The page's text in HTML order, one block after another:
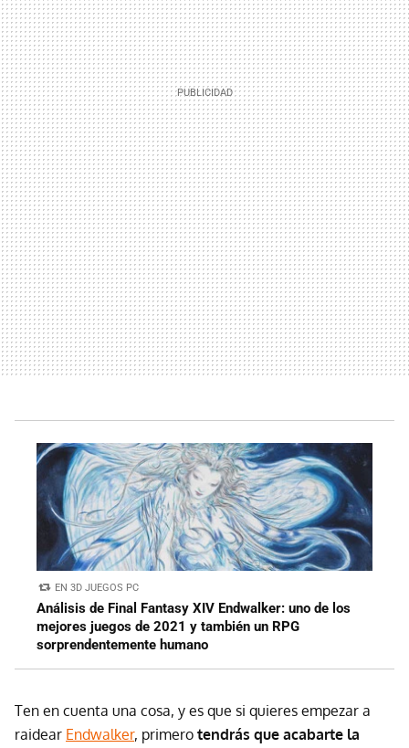
EN 3D JUEGOS PC
Análisis de Final Fantasy XIV Endwalker: uno de los
mejores juegos de 2021 y también un RPG
sorprendentemente humano
Ten en cuenta una cosa, y es que si quieres empezar a
raidear Endwalker, primero tendrás que acabarte la